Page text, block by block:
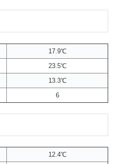
17.9℃
23.5℃
13.3℃
6
12.4℃